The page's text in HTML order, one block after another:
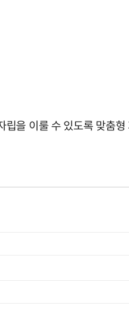
을 이룰 수 있도록 맞춤